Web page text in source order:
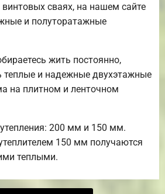
сваях, на нашем сайте
и полуторатажные
жить постоянно,
и надежные двухэтажные
на плитном и ленточном
200 мм и 150 мм.
150 мм получаются
теплыми.